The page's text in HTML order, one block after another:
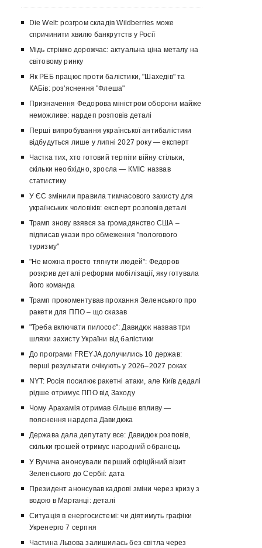
Die Welt: розгром складів Wildberries може
спричинити хвилю банкрутств у Росії
Мідь стрімко дорожчає: актуальна ціна металу на
світовому ринку
Як РЕБ працює проти балістики, "Шахедів" та
КАБів: роз'яснення "Флеша"
Призначення Федорова міністром оборони майже
неможливе: нардеп розповів деталі
Перші випробування української антибалістики
відбудуться лише у липні 2027 року — експерт
Частка тих, хто готовий терпіти війну стільки,
скільки необхідно, зросла — КМІС назвав
статистику
У ЄС змінили правила тимчасового захисту для
українських чоловіків: експерт розповів деталі
Трамп знову взявся за громадянство США –
підписав укази про обмеження "пологового
туризму"
"Не можна просто тягнути людей": Федоров
розкрив деталі реформи мобілізації, яку готувала
його команда
Трамп прокоментував прохання Зеленського про
ракети для ППО – що сказав
"Треба включати пилосос": Давидюк назвав три
шляхи захисту України від балістики
До програми FREYJA долучились 10 держав:
перші результати очікують у 2026–2027 роках
NYT: Росія посилює ракетні атаки, але Київ дедалі
рідше отримує ППО від Заходу
Чому Арахамія отримав більше впливу —
пояснення нардепа Давидюка
Держава дала депутату все: Давидюк розповів,
скільки грошей отримує народний обранець
У Вучича анонсували перший офіційний візит
Зеленського до Сербії: дата
Президент анонсував кадрові зміни через кризу з
водою в Марганці: деталі
Ситуація в енергосистемі: чи діятимуть графіки
Укренерго 7 серпня
Частина Львова залишилась без світла через